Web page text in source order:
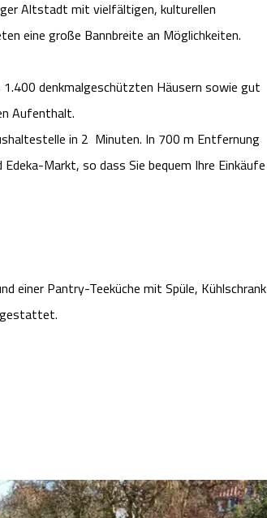
Altstadt mit vielfältigen, kulturellen
eine große Bannbreite an Möglichkeiten.
denkmalgeschützten Häusern sowie gut
Aufenthalt.
in 2 Minuten. In 700 m Entfernung
Markt, so dass Sie bequem Ihre Einkäufe
einer Pantry-Teeküche mit Spüle, Kühlschrank